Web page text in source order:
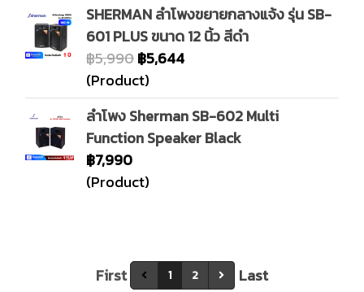
SHERMAN ลำโพงขยายกลางแจ้ง รุ่น SB-
601 PLUS ขนาด 12 นิ้ว สีดำ
฿5,990฿5,644
(Product)
ลำโพง Sherman SB-602 Multi
Function Speaker Black
฿7,990
(Product)
First 1 2 Last